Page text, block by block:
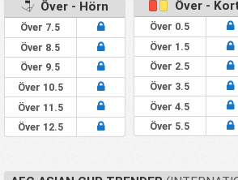
Över - Hörn
Över 7.5
Över 8.5
Över 9.5
Över 10.5
Över 11.5
Över 12.5
Över -
Över 0.5
Över 1.5
Över 2.5
Över 3.5
Över 4.5
Över 5.5